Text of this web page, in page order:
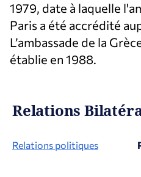
1979, date à laquelle
Paris a été accrédité
L’ambassade de la
établie en 1988.
Relations
Relations politiques